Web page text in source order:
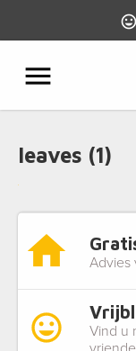
leaves (1)
Advies
Vind u